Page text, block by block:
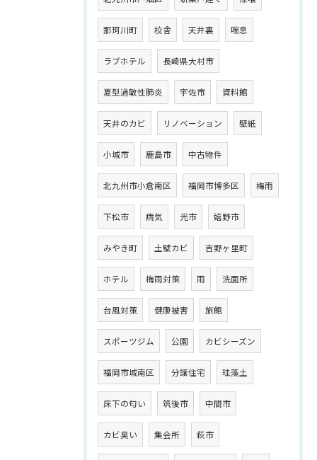
那珂川町 校舎 天井裏 喘息
ラブホテル 長崎県大村市
夏型過敏性肺炎 宇佐市 資料館
天井のカビ リノベーション 壁紙
小城市 鹿島市 中古物件
北九州市小倉南区 福岡市博多区 梅雨
下松市 病気 光市 嬉野市
みやき町 土壁カビ 吉野ヶ里町
ホテル 梅雨対策 雨 洗面所
台風対策 健康被害 旅館
スポーツジム 公園 カビシーズン
福岡市城南区 分譲住宅 珪藻土
床下の匂い 筑後市 中間市
カビ臭い 集会所 萩市